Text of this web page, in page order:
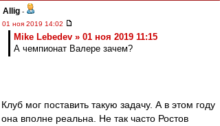
Allig -
01 ноя 2019 14:02
Mike Lebedev » 01 ноя 2019 11:15
А чемпионат Валере зачем?
Клуб мог поставить такую задачу. А в этом году
она вполне реальна. Не так часто Ростов